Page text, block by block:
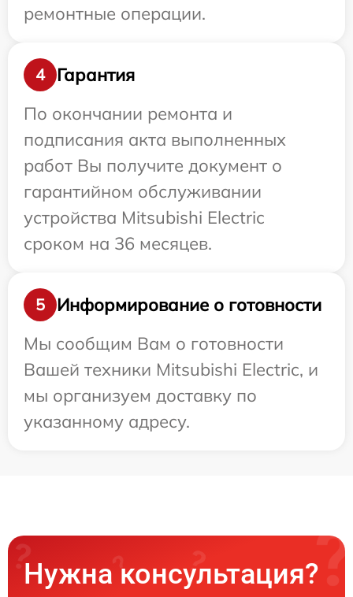
ремонтные операции.
4
Гарантия
По окончании ремонта и
подписания акта выполненных
работ Вы получите документ о
гарантийном обслуживании
устройства Mitsubishi Electric
сроком на 36 месяцев.
5
Информирование о готовности
Мы сообщим Вам о готовности
Вашей техники Mitsubishi Electric, и
мы организуем доставку по
указанному адресу.
Нужна консультация?